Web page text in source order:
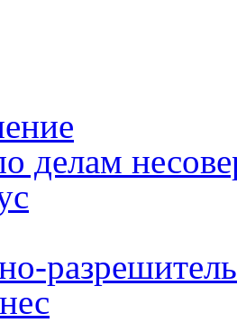
делам